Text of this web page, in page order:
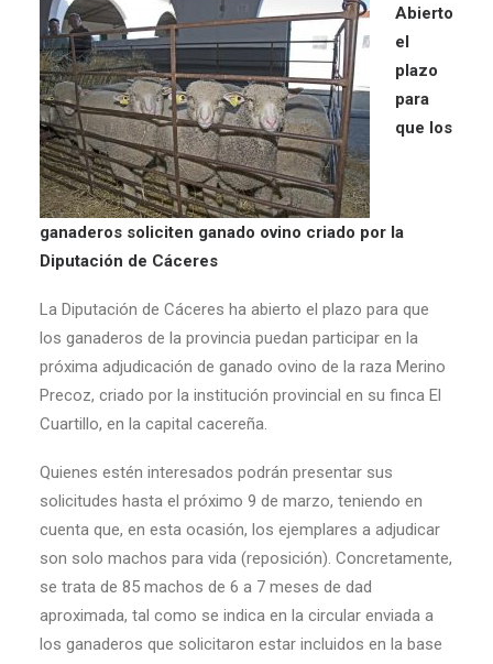
Abierto
el
plazo
para
que los
ganaderos soliciten ganado ovino criado por la
Diputación de Cáceres
La Diputación de Cáceres ha abierto el plazo para que
los ganaderos de la provincia puedan participar en la
próxima adjudicación de ganado ovino de la raza Merino
Precoz, criado por la institución provincial en su finca El
Cuartillo, en la capital cacereña.
Quienes estén interesados podrán presentar sus
solicitudes hasta el próximo 9 de marzo, teniendo en
cuenta que, en esta ocasión, los ejemplares a adjudicar
son solo machos para vida (reposición). Concretamente,
se trata de 85 machos de 6 a 7 meses de dad
aproximada, tal como se indica en la circular enviada a
los ganaderos que solicitaron estar incluidos en la base